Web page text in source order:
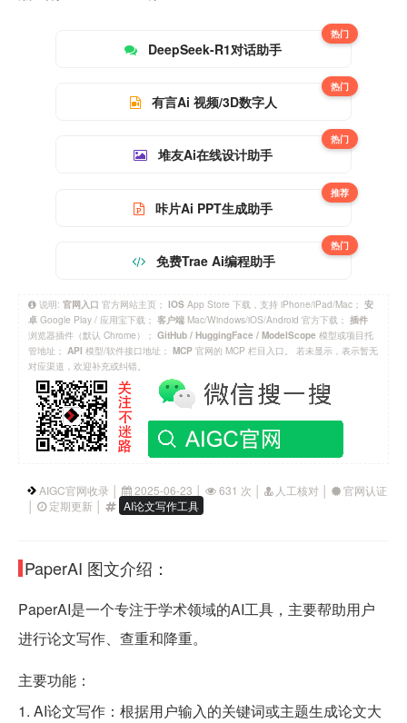
DeepSeek-R1对话助手
热门
有言Ai 视频/3D数字人
热门
堆友Ai在线设计助手
热门
咔片Ai PPT生成助手
推荐
免费Trae Ai编程助手
热门
说明: 官网入口 官方网站主页； IOS App Store 下载，支持 iPhone/iPad/Mac； 安
卓 Google Play / 应用宝下载； 客户端 Mac/Windows/iOS/Android 官方下载； 插件
浏览器插件（默认 Chrome）； GitHub / HuggingFace / ModelScope 模型或项目托
管地址； API 模型/软件接口地址； MCP 官网的 MCP 栏目入口。 若未显示，表示暂无
对应渠道，欢迎补充或纠错。
AIGC官网收录 │ 2025-06-23 │ 631 次 │ 人工核对 │
官网认证
│
定期更新 │ AI论文写作工具
PaperAI 图文介绍：
PaperAI是一个专注于学术领域的AI工具，主要帮助用户
进行论文写作、查重和降重。
主要功能：
1. AI论文写作：根据用户输入的关键词或主题生成论文大